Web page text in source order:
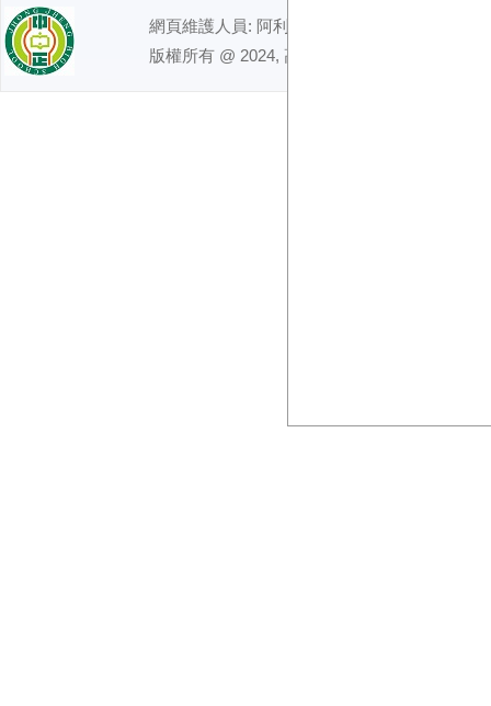
網頁維護人員: 阿利｜ 電話 : (07)7491992
版權所有 @ 2024, 高雄市立中正高級中學. All